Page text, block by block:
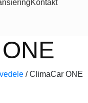
Kontakt
/ClimaCar ONE